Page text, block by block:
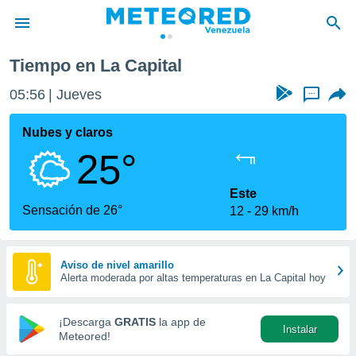
de
ha
calidad.
a este
las
y
forma
digital
basada
Tiempo en La Capital
05:56 Jueves ...
Nubes y claros
25°
Sensación de 26°
Este
12
29 km/h
Aviso de nivel amarillo
Alerta moderada por altas temperaturas en La Capital hoy
¡Descarga GRATIS la app de
Meteored!
Instalar